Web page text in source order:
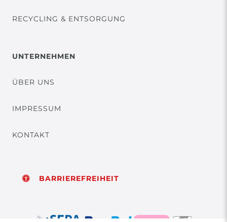
RECYCLING & ENTSORGUNG
UNTERNEHMEN
ÜBER UNS
IMPRESSUM
KONTAKT
BARRIEREFREIHEIT